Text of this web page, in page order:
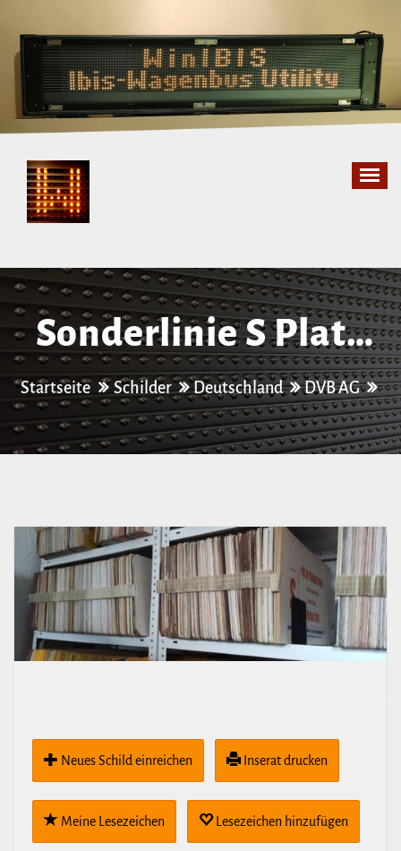
springen
Sonderlinie S Platz
der Thälmann-​
Pioniere – Mickten
(Strbf.)
Startseite Schilder Deutschland DVB AG
Neues Schild ein­rei­chen Inserat drucken
Meine Lese­zei­chen Lese­zei­chen hin­zu­fügen